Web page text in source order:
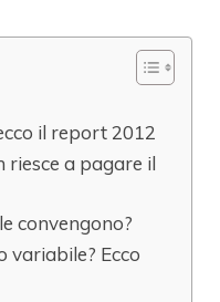
il report 2012
riesce a pagare il
convengono?
variabile? Ecco